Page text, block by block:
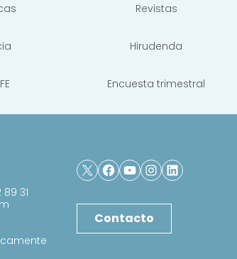
Revistas
Hirudenda
Encuesta trimestral
31
X Facebook
YouTube
Instagram
LinkedIn
Contacto